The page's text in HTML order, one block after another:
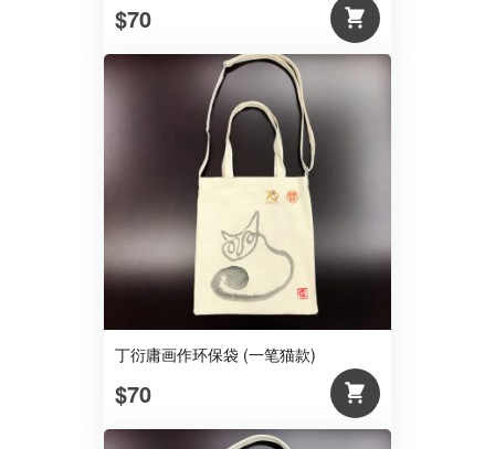
$70
丁衍庸画作环保袋 (一笔猫款)
$70